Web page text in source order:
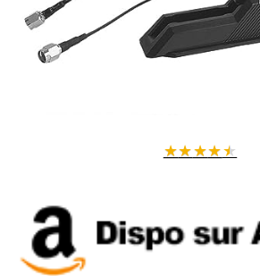
Ce répéteur WiFi puissant
est la solution
zones mortes et garantir un accès internet
toute la maison.
★★★★★